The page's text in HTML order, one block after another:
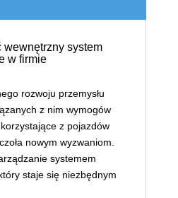
system
w firmie
rozwoju przemysłu
z nim wymogów
z pojazdów
nowym wyzwaniom.
systemem
staje się niezbędnym